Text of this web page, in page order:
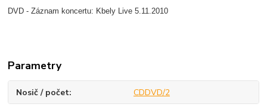
DVD - Záznam koncertu: Kbely Live 5.11.2010
Parametry
Nosič / počet CDDVD/2